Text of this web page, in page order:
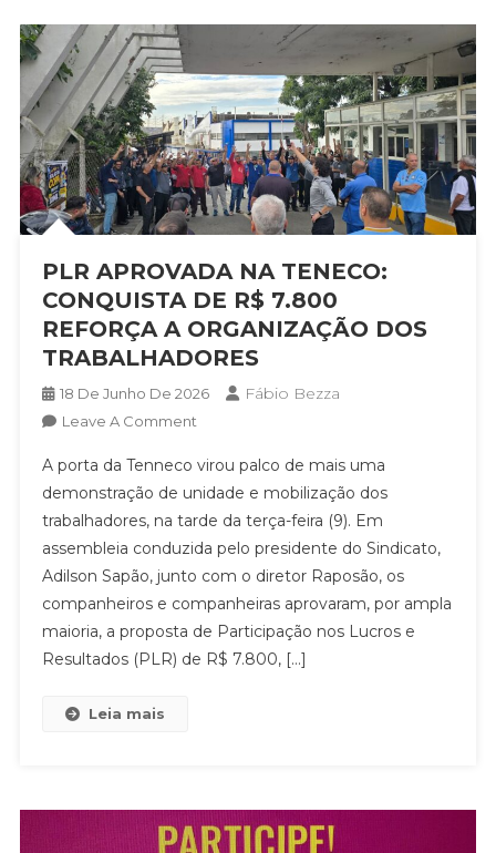
PLR APROVADA NA TENECO:
CONQUISTA DE R$ 7.800
REFORÇA A ORGANIZAÇÃO DOS
TRABALHADORES
18 De Junho De 2026 Fábio Bezza
Leave A CommentOn
APROVADA
NA
TENECO:
CONQUISTA
DE
R$
7.800
REFORÇA
A porta da Tenneco virou palco de mais uma
demonstração de unidade e mobilização dos
trabalhadores, na tarde da terça-feira (9). Em
assembleia conduzida pelo presidente do Sindicato,
Adilson Sapão, junto com o diretor Raposão, os
companheiros e companheiras aprovaram, por ampla
maioria, a proposta de Participação nos Lucros e
Resultados (PLR) de R$ 7.800, […]
Leia mais